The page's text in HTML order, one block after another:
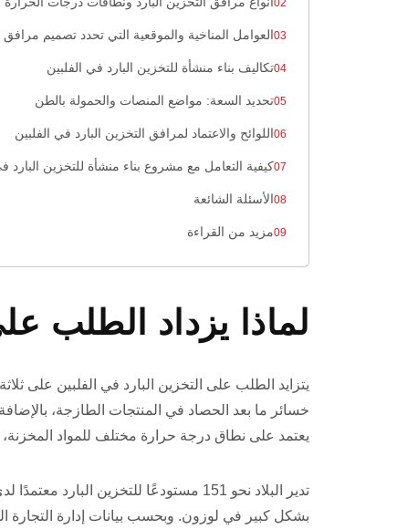
العوامل المناخية والموقعية التي تحدد تصميم مرافق
تكاليف بناء منشأة للتخزين البارد في الفلبين
تحديد السعة: مواضع المنصات والحمولة بالطن
اللوائح والاعتماد لمرافق التخزين البارد في الفلبين
كيفية التعامل مع مشروع بناء منشأة للتخزين البارد
الأسئلة الشائعة
مزيد من القراءة
لماذا يزداد الطلب
يتزايد الطلب على التخزين البارد في الفلبين على
خسائر ما بعد الحصاد في المنتجات الطازجة،
يعتمد على نطاق درجة حرارة مختلف للمواد
بشكل كبير في لوزون. وبحسب بيانات إدارة التجارة